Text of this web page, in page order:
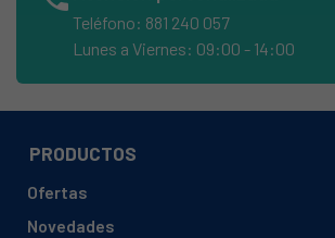
WHIRLPOOL, 859331729050 TDLR 70211
WHIRLPOOL, 859331729051 TDLR 70211
WHIRLPOOL, 859331829051 TDLR 70210
WHIRLPOOL, 859332061050 TDLR 60210
Teléfono: 881 240 057
Lunes a Viernes: 09:00 - 14:00
PRODUCTOS
Ofertas
Novedades